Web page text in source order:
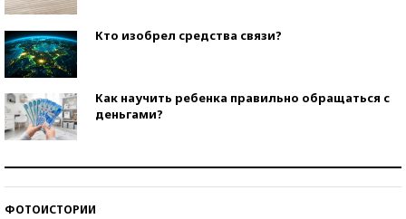
Кто изобрел средства связи?
Как научить ребенка правильно обращаться с
деньгами?
ФОТОИСТОРИИ